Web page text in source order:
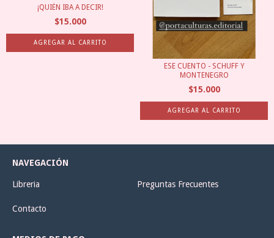
¡QUIÉN IBA A DECIR!
$15.000
ESE CUENTO - SCHUFF Y
MONTENEGRO
$15.000
NAVEGACIÓN
Libreria Preguntas Frecuentes
Contacto